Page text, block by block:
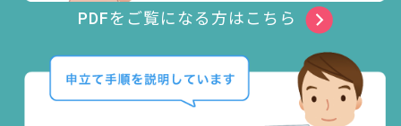
PDFをご覧になる方はこちら